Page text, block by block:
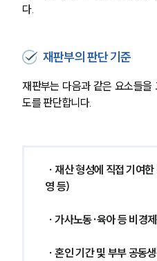
다.
재판부의 판단 기준
재판부는 다음과 같은 요소들
도를 판단합니다.
영 등)
∙ 가사노동·육아 등 비경
∙ 혼인 기간 및 부부 공동